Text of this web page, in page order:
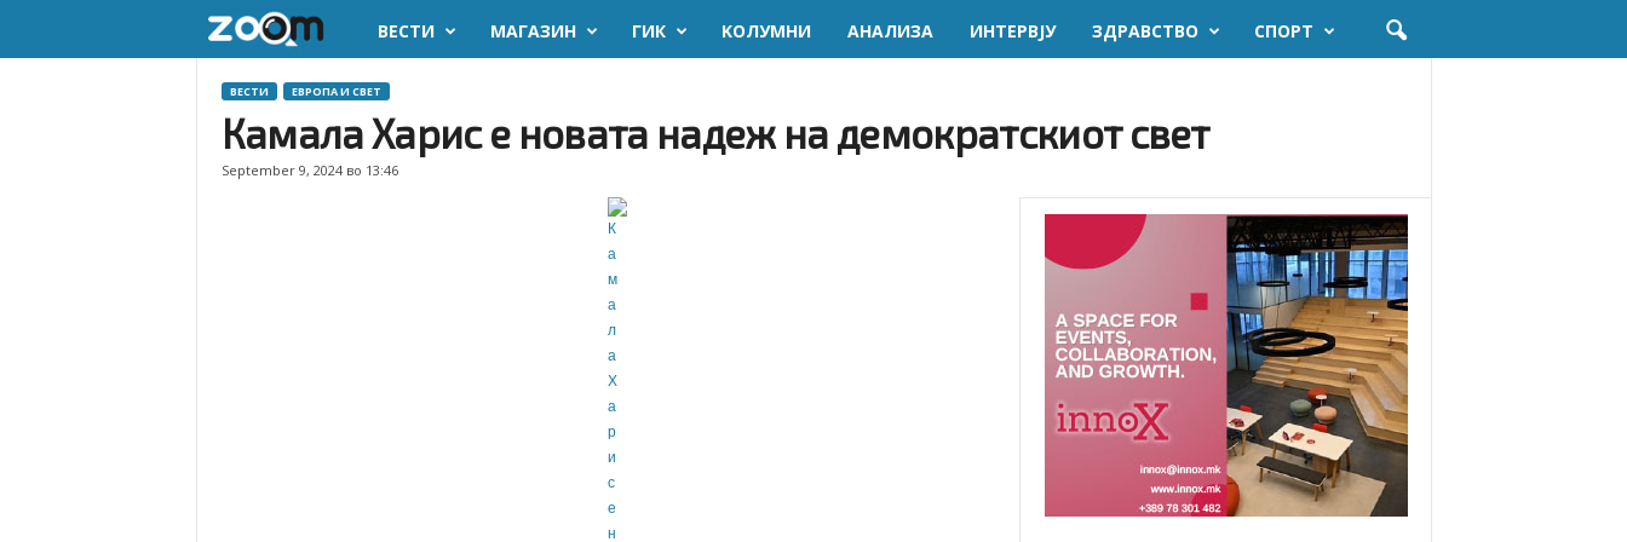
o
o
ВЕСТИ МАГАЗИН ГИК KОЛУМНИ AНАЛИЗА ИНТЕРВЈУ ЗДРАВСТВО СПОРТ
ВЕСТИ ЕВРОПА И СВЕТ
Камала Харис е новата надеж на демократскиот свет
September 9, 2024 во 13:46